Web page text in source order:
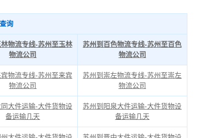
询
物流专线-苏州至玉林
物流公司
苏州到百色物流专线-苏州至百色
物流公司
物流专线-苏州至来宾
物流公司
苏州到崇左物流专线-苏州至崇左
物流公司
大件运输-大件货物设
备运输几天
苏州到阳泉大件运输-大件货物设
备运输几天